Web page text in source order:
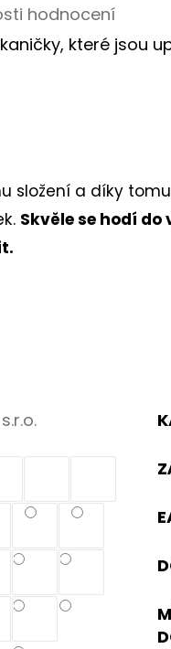
hodnocení
které jsou
složení a díky
Skvěle se hodí